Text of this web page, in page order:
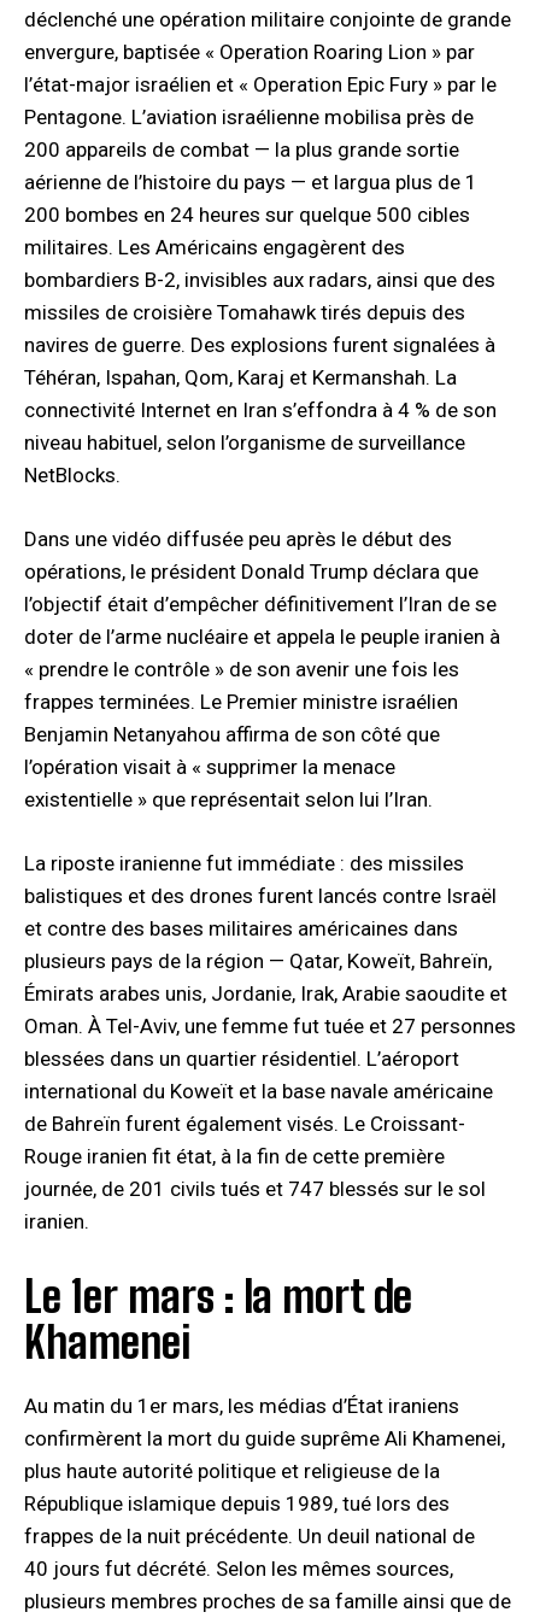
déclenché une opération militaire conjointe de grande
envergure, baptisée « Operation Roaring Lion » par
l’état-major israélien et « Operation Epic Fury » par le
Pentagone. L’aviation israélienne mobilisa près de
200 appareils de combat — la plus grande sortie
aérienne de l’histoire du pays — et largua plus de 1
200 bombes en 24 heures sur quelque 500 cibles
militaires. Les Américains engagèrent des
bombardiers B-2, invisibles aux radars, ainsi que des
missiles de croisière Tomahawk tirés depuis des
navires de guerre. Des explosions furent signalées à
Téhéran, Ispahan, Qom, Karaj et Kermanshah. La
connectivité Internet en Iran s’effondra à 4 % de son
niveau habituel, selon l’organisme de surveillance
NetBlocks.
Dans une vidéo diffusée peu après le début des
opérations, le président Donald Trump déclara que
l’objectif était d’empêcher définitivement l’Iran de se
doter de l’arme nucléaire et appela le peuple iranien à
« prendre le contrôle » de son avenir une fois les
frappes terminées. Le Premier ministre israélien
Benjamin Netanyahou affirma de son côté que
l’opération visait à « supprimer la menace
existentielle » que représentait selon lui l’Iran.
La riposte iranienne fut immédiate : des missiles
balistiques et des drones furent lancés contre Israël
et contre des bases militaires américaines dans
plusieurs pays de la région — Qatar, Koweït, Bahreïn,
Émirats arabes unis, Jordanie, Irak, Arabie saoudite et
Oman. À Tel-Aviv, une femme fut tuée et 27 personnes
blessées dans un quartier résidentiel. L’aéroport
international du Koweït et la base navale américaine
de Bahreïn furent également visés. Le Croissant-
Rouge iranien fit état, à la fin de cette première
journée, de 201 civils tués et 747 blessés sur le sol
iranien.
Le 1er mars : la mort de
Khamenei
Au matin du 1er mars, les médias d’État iraniens
confirmèrent la mort du guide suprême Ali Khamenei,
plus haute autorité politique et religieuse de la
République islamique depuis 1989, tué lors des
frappes de la nuit précédente. Un deuil national de
40 jours fut décrété. Selon les mêmes sources,
plusieurs membres proches de sa famille ainsi que de